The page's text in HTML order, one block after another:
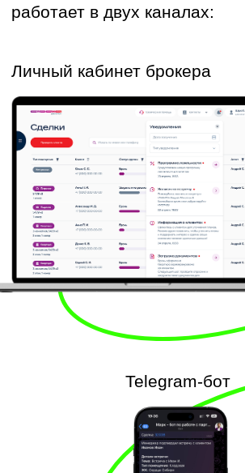
Напоминает связаться с клиентом
и присылает напоминания через 2,
7, 14 и 30 дней, если нужно
продлить или завершить процесс.
Подсказывает, когда нужно загрузить
документы или продолжить
оформление
, если процесс завис
на этапе подготовки ДДУ.
Уведомляет о поступлении оплаты—
брокер сразу видит движение
по сделке.
Сообщает об изменениях по ипотеке,
например, когда заявка переходит
из «подана» в «одобрена».
каждый со своим шаблоном,
условиями отправки и логикой
задержек. По сути, это цифровая
дисциплина: сделка не зависает,
агент не забывает, команда вручную